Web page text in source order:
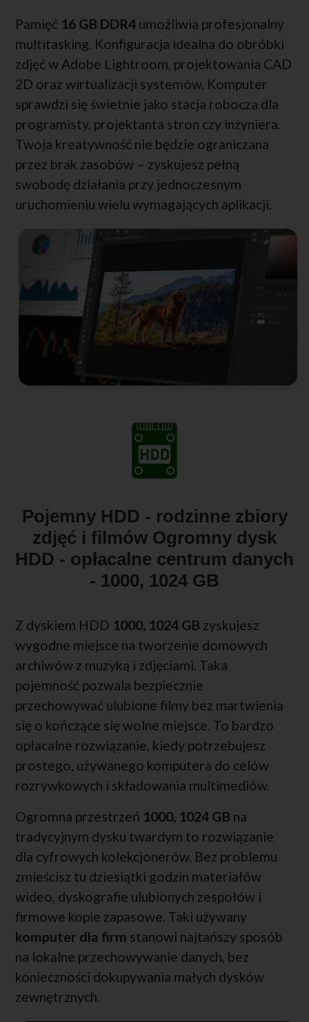
Pamięć 16 GB DDR4 umożliwia profesjonalny
multitasking. Konfiguracja idealna do obróbki
zdjęć w Adobe Lightroom, projektowania CAD
2D oraz wirtualizacji systemów. Komputer
sprawdzi się świetnie jako stacja robocza dla
programisty, projektanta stron czy inżyniera.
Twoja kreatywność nie będzie ograniczana
przez brak zasobów – zyskujesz pełną
swobodę działania przy jednoczesnym
uruchomieniu wielu wymagających aplikacji.
Pojemny HDD - rodzinne zbiory
zdjęć i filmów Ogromny dysk
HDD - opłacalne centrum danych
- 1000, 1024 GB
Z dyskiem HDD 1000, 1024 GB zyskujesz
wygodne miejsce na tworzenie domowych
archiwów z muzyką i zdjęciami. Taka
pojemność pozwala bezpiecznie
przechowywać ulubione filmy bez martwienia
się o kończące się wolne miejsce. To bardzo
opłacalne rozwiązanie, kiedy potrzebujesz
prostego, używanego komputera do celów
rozrywkowych i składowania multimediów.
Ogromna przestrzeń 1000, 1024 GB na
tradycyjnym dysku twardym to rozwiązanie
dla cyfrowych kolekcjonerów. Bez problemu
zmieścisz tu dziesiątki godzin materiałów
wideo, dyskografie ulubionych zespołów i
firmowe kopie zapasowe. Taki używany
komputer dla firm stanowi najtańszy sposób
na lokalne przechowywanie danych, bez
konieczności dokupywania małych dysków
zewnętrznych.